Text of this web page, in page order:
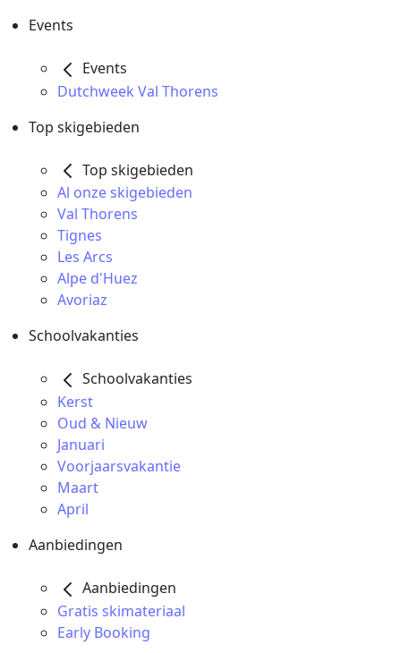
Events
Events
Dutchweek Val Thorens
Top skigebieden
Top skigebieden
Al onze skigebieden
Val Thorens
Tignes
Les Arcs
Alpe d'Huez
Avoriaz
Schoolvakanties
Schoolvakanties
Kerst
Oud & Nieuw
Januari
Voorjaarsvakantie
Maart
April
Aanbiedingen
Aanbiedingen
Gratis skimateriaal
Early Booking